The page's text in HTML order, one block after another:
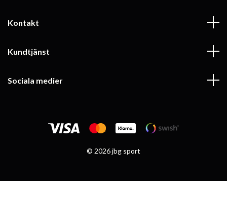
Kontakt
Kundtjänst
Sociala medier
© 2026 jbg sport